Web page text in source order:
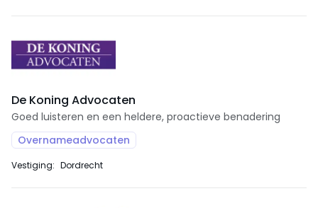
De Koning Advocaten
Goed luisteren en een heldere, proactieve benadering
Overnameadvocaten
Vestiging: Dordrecht